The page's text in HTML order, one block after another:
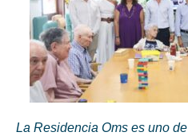
La Residencia Oms es uno